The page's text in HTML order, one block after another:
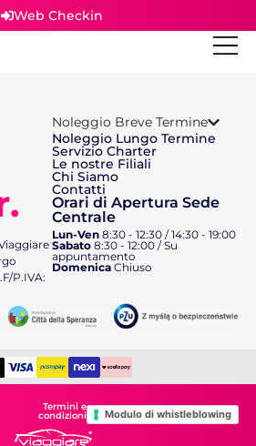
Web Checkin
P.IVA:
Noleggio Breve Termine
Noleggio Lungo Termine
Servizio Charter
Le nostre Filiali
Chi Siamo
Contatti
Orari di Apertura Sede
Centrale
Lun-Ven 8:30 - 12:30 / 14:30 - 19:00
Sabato 8:30 - 12:00 / Su
appuntamento
Domenica Chiuso
Termini e
condizioni Modulo di whistleblowing